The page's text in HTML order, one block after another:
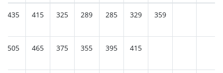
435 415 325 289 285 329 359
505 465 375 355 395 415